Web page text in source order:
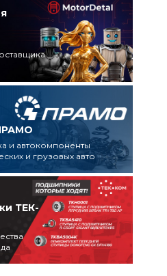
и автокомпоненты
и грузовых авто
ТЕК-